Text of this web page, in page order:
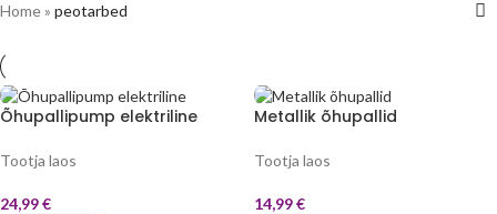
Home» peotarbed
Õhupallipump elektriline
Tootja laos
24,99€
Metallik õhupallid
Tootja laos
14,99€